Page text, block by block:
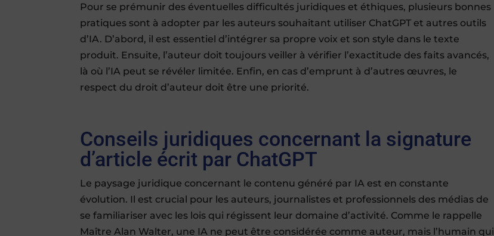
Pour se prémunir des éventuelles difficultés juridiques et éthiques, plusieurs bonnes
pratiques sont à adopter par les auteurs souhaitant utiliser ChatGPT et autres outils
d’IA. D’abord, il est essentiel d’intégrer sa propre voix et son style dans le texte
produit. Ensuite, l’auteur doit toujours veiller à vérifier l’exactitude des faits avancés,
là où l’IA peut se révéler limitée. Enfin, en cas d’emprunt à d’autres œuvres, le
respect du droit d’auteur doit être une priorité.
Conseils juridiques concernant la signature
d’article écrit par ChatGPT
Le paysage juridique concernant le contenu généré par IA est en constante
évolution. Il est crucial pour les auteurs, journalistes et professionnels des médias de
se familiariser avec les lois qui régissent leur domaine d’activité. Comme le rappelle
Maître Alan Walter, une IA ne peut être considérée comme auteur, mais l’humain qui